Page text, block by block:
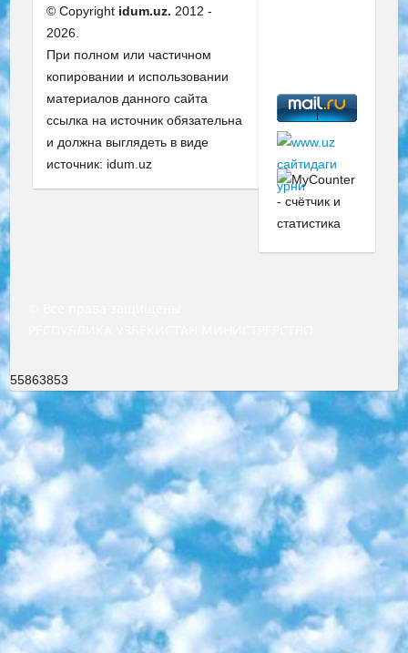
© Copyright idum.uz. 2012 -
2026.
При полном или частичном
копировании и использовании
материалов данного сайта
ссылка на источник обязательна
и должна выглядеть в виде
источник: idum.uz
55863853